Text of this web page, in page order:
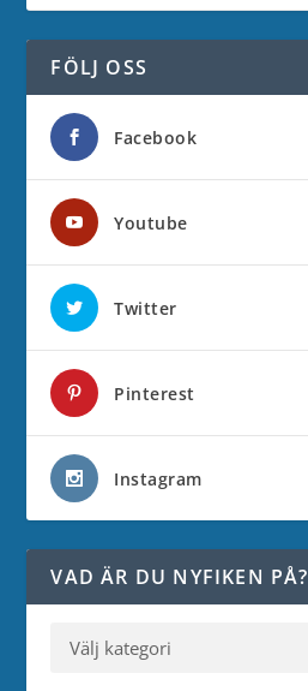
FÖLJ OSS
Facebook
Youtube
Twitter
Pinterest
Instagram
VAD ÄR DU NYFIKEN PÅ?